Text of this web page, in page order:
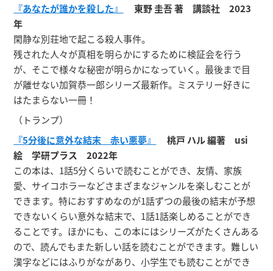
『あなたが誰かを殺した』
東野 圭吾 著 講談社 2023
年
閑静な別荘地で起こる殺人事件。
残された人々が真相を明らかにするために検証会を行う
が、そこで様々な秘密が明らかになっていく。最後まで目
が離せない加賀恭一郎シリーズ最新作。ミステリー好きに
はたまらない一冊！
（トランプ）
『5分後に意外な結末 赤い悪夢』
桃戸 ハル 編著 usi
絵 学研プラス 2022年
この本は、1話5分くらいで読むことができ、友情、家族
愛、サイコホラーなどさまざまなジャンルを楽しむことが
できます。特におすすめなのが1話ずつの最後の結末が予想
できないくらい意外な結末で、1話1話楽しめることができ
ることです。ほかにも、この本にはシリーズがたくさんある
ので、読んでもまた新しい話を読むことができます。難しい
漢字などにはふりがながあり、小学生でも読むことができ